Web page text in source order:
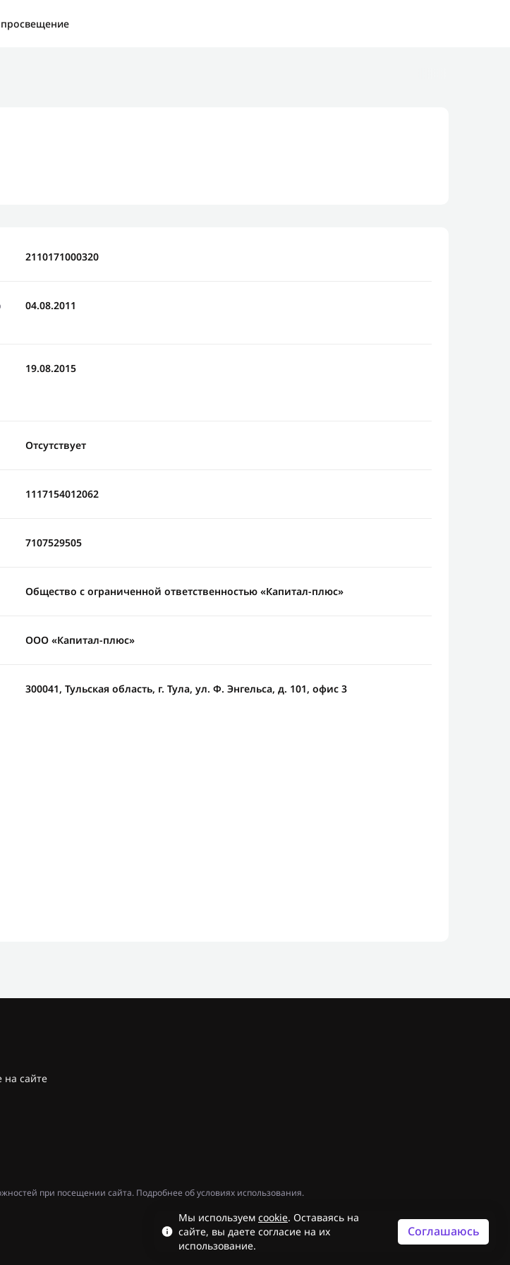
2110171000320
04.08.2011
19.08.2015
Отсутствует
1117154012062
7107529505
Общество с ограниченной ответственностью «Капитал-плюс»
ООО «Капитал-плюс»
300041, Тульская область, г. Тула, ул. Ф. Энгельса, д. 101, офис 3
сайте
при посещении сайта. Подробнее об условиях использования.
Мы используем cookie. Оставаясь на
сайте, вы даете согласие на их
использование.
Соглашаюсь